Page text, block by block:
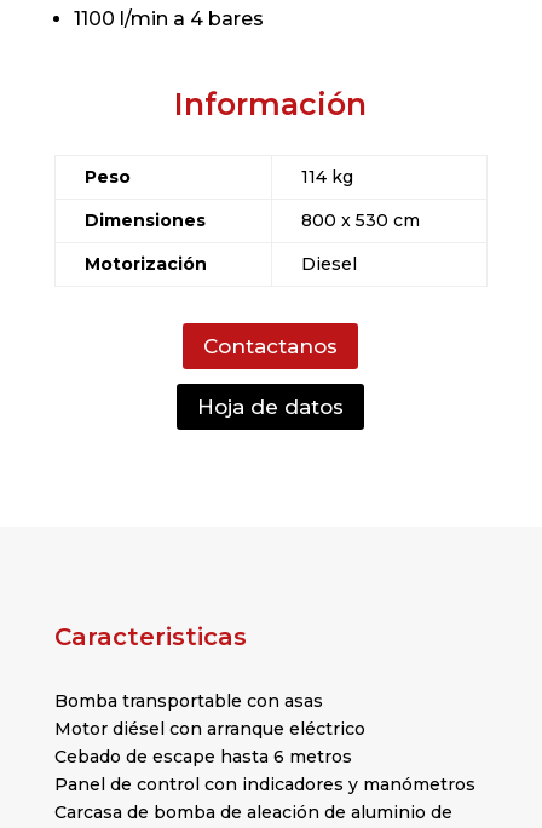
1100 l/min a 4 bares
Información
Peso 114 kg
Dimensiones
800 x 530 cm
Motorización
Diesel
Contactanos
Hoja de datos
Caracteristicas
Bomba transportable con asas
Motor diésel con arranque eléctrico
Cebado de escape hasta 6 metros
Panel de control con indicadores y manómetros
Carcasa de bomba de aleación de aluminio de